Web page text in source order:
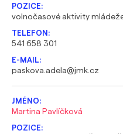
volnočasové aktivity
541 658 301
paskova.adela@jmk.cz
Martina Pavlíčková